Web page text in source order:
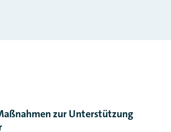
zur Unterstützung